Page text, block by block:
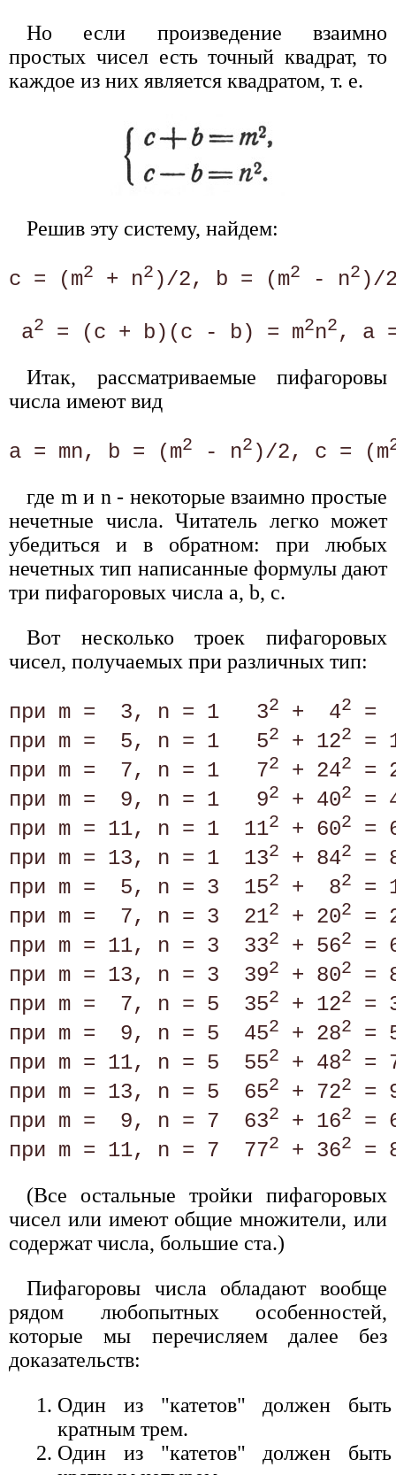
Но если произведение взаимно
простых чисел есть точный квадрат, то
каждое из них является квадратом, т. е.
Решив эту систему, найдем:
c = (m2 + n2 )/2, b = (m2 - n2 )/
а2 = (с + b)(с - b) = m2n2
Итак, рассматриваемые пифагоровы
числа имеют вид
a = mn, b = (m2 - n2 )/2, с = (m
где m и n - некоторые взаимно простые
нечетные числа. Читатель легко может
убедиться и в обратном: при любых
нечетных тип написанные формулы дают
три пифагоровых числа а, b, с.
Вот несколько троек пифагоровых
чисел, получаемых при различных тип:
при m =  3, n = 1   32 +  42
=
при m =  5, n = 1   52 + 122
=
при m =  7, n = 1   72 + 242
=
при m =  9, n = 1   92 + 402
=
при m = 11, n = 1  112 + 602
=
при m = 13, n = 1  132 + 842
=
при m =  5, n = 3  152 +  82
=
при m =  7, n = 3  212 + 202
=
при m = 11, n = 3  332 + 562
=
при m = 13, n = 3  392 + 802
=
при m =  7, n = 5  352 + 122
=
при m =  9, n = 5  452 + 282
=
при m = 11, n = 5  552 + 482
=
при m = 13, n = 5  652 + 722
=
при m =  9, n = 7  632 + 162
=
при m = 11, n = 7  772 + 362 =
(Все остальные тройки пифагоровых
чисел или имеют общие множители, или
содержат числа, большие ста.)
Пифагоровы числа обладают вообще
рядом любопытных особенностей,
которые мы перечисляем далее без
доказательств:
Один из "катетов" должен быть
кратным трем.
Один из "катетов" должен быть